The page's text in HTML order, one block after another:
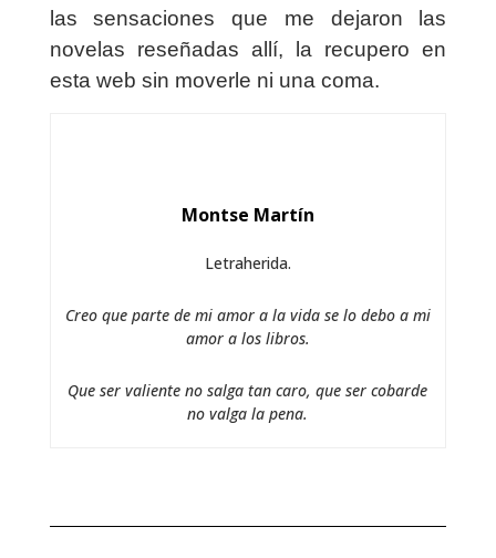
las sensaciones que me dejaron las
novelas reseñadas allí, la recupero en
esta web sin moverle ni una coma.
Montse Martín
Letraherida.
Creo que parte de mi amor a la vida se lo debo a mi
amor a los libros.
Que ser valiente no salga tan caro, que ser cobarde
no valga la pena.